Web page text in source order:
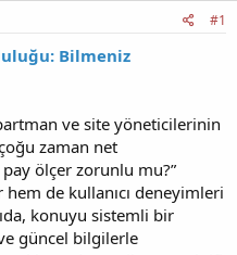
#1
Bilmeniz
ve site yöneticilerinin
zaman net
ölçer zorunlu mu?”
de kullanıcı deneyimleri
konuyu sistemli bir
güncel bilgilerle